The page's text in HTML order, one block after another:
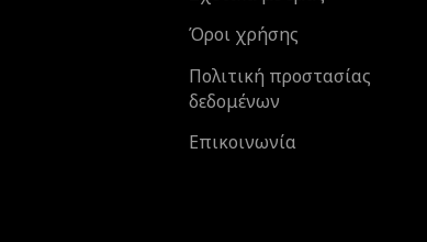
Όροι χρήσης
Πολιτική προστασίας
δεδομένων
Επικοινωνία